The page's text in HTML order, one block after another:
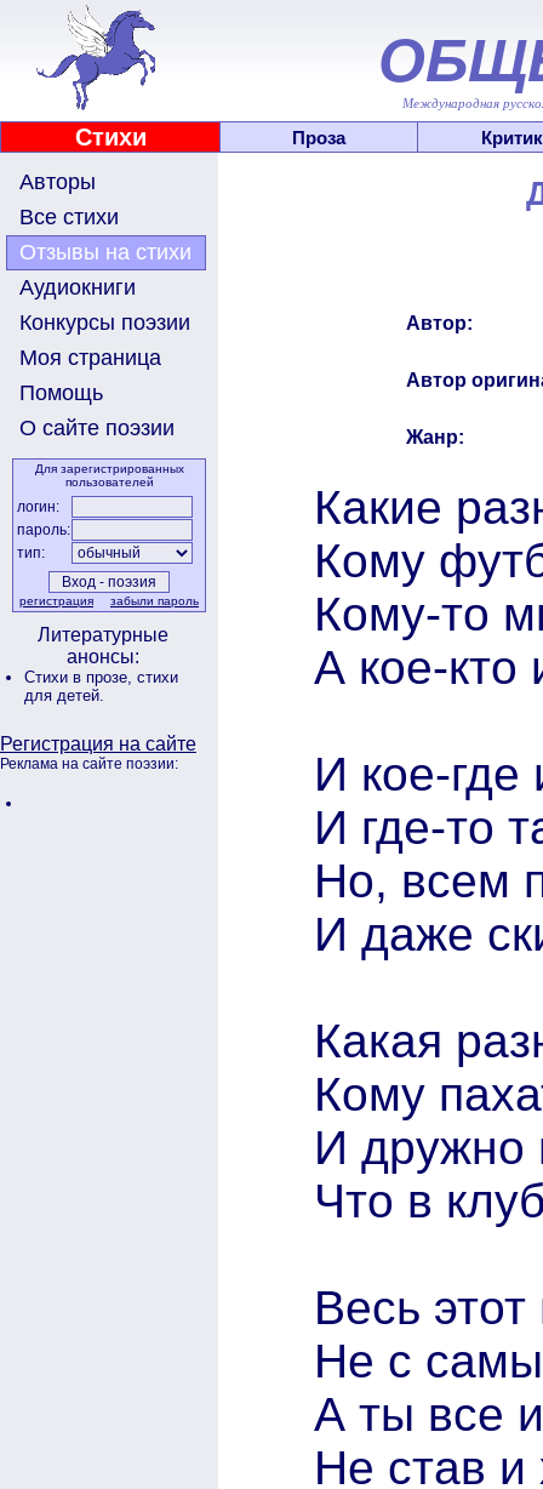
Международная
Стихи Проза
Авторы
Все стихи
Отзывы на стихи
Аудиокниги
Конкурсы поэзии
Моя страница
Помощь
О сайте поэзии
Для зарегистрированных
пользователей
логин:
пароль:
тип:
регистрация забыли пароль
Литературные
анонсы:
Стихи в прозе, стихи
для детей.
Регистрация на сайте
Реклама на сайте поэзии:
Автор:
Автор
Жанр:
Какие
Кому
Кому-то
А кое-кто
И кое-где
И где-то
Но, всем
И даже
Какая
Кому
И дружно
Что в
Весь
Не с
А ты все
Не став и